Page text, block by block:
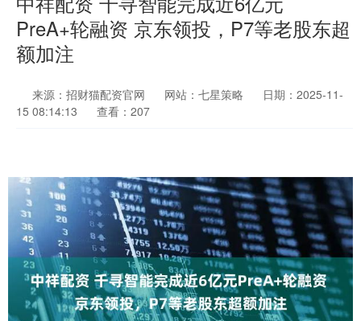
PreA+轮融资 京东领投，P7等老股东超
额加注
来源：招财猫配资官网 网站：七星策略
日期：2025-11-
15 08:14:13
查看：207